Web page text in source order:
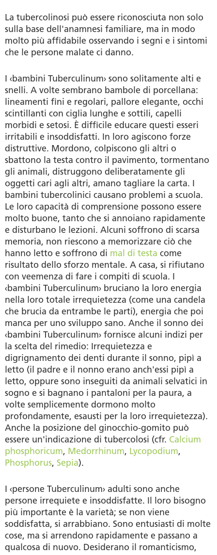
La tubercolinosi può essere riconosciuta non solo
sulla base dell'anamnesi familiare, ma in modo
molto più affidabile osservando i segni e i sintomi
che le persone malate ci danno.
I ‹bambini Tuberculinum› sono solitamente alti e
snelli. A volte sembrano bambole di porcellana:
lineamenti fini e regolari, pallore elegante, occhi
scintillanti con ciglia lunghe e sottili, capelli
morbidi e setosi. È difficile educare questi esseri
irritabili e insoddisfatti. In loro agiscono forze
distruttive. Mordono, colpiscono gli altri o
sbattono la testa contro il pavimento, tormentano
gli animali, distruggono deliberatamente gli
oggetti cari agli altri, amano tagliare la carta. I
bambini tubercolinici causano problemi a scuola.
Le loro capacità di comprensione possono essere
molto buone, tanto che si annoiano rapidamente
e disturbano le lezioni. Alcuni soffrono di scarsa
memoria, non riescono a memorizzare ciò che
hanno letto e soffrono di mal di testa come
risultato dello sforzo mentale. A casa, si rifiutano
con veemenza di fare i compiti di scuola. I
‹bambini Tuberculinum› bruciano la loro energia
nella loro totale irrequietezza (come una candela
che brucia da entrambe le parti), energia che poi
manca per uno sviluppo sano. Anche il sonno dei
‹bambini Tuberculinum› fornisce alcuni indizi per
la scelta del rimedio: Irrequietezza e
digrignamento dei denti durante il sonno, pipì a
letto (il padre e il nonno erano anch'essi pipì a
letto, oppure sono inseguiti da animali selvatici in
sogno e si bagnano i pantaloni per la paura, a
volte semplicemente dormono molto
profondamente, esausti per la loro irrequietezza).
Anche la posizione del ginocchio-gomito può
essere un'indicazione di tubercolosi (cfr. Calcium
phosphoricum, Medorrhinum, Lycopodium,
Phosphorus, Sepia).
I ‹persone Tuberculinum› adulti sono anche
persone irrequiete e insoddisfatte. Il loro bisogno
più importante è la varietà; se non viene
soddisfatta, si arrabbiano. Sono entusiasti di molte
cose, ma si arrendono rapidamente e passano a
qualcosa di nuovo. Desiderano il romanticismo,